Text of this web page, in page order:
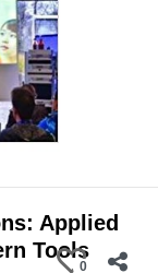
Applied
Tools
0